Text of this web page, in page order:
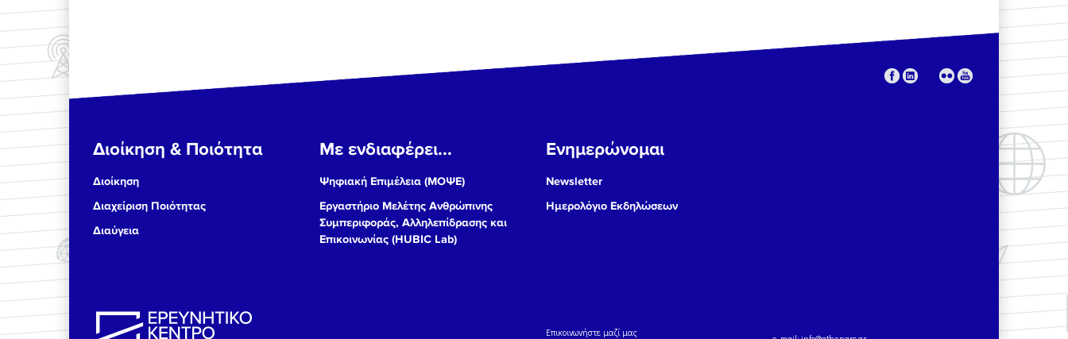
Διοίκηση & Ποιότητα
Διοίκηση
Διαχείριση Ποιότητας
Διαύγεια
Με ενδιαφέρει...
Ψηφιακή Επιμέλεια (ΜΟΨΕ)
Εργαστήριο Μελέτης Ανθρώπινης
Συμπεριφοράς, Αλληλεπίδρασης και
Επικοινωνίας (HUBIC Lab)
Ενημερώνομαι
Newsletter
Ημερολόγιο Εκδηλώσεων
Eπικοινωνήστε μαζί μας